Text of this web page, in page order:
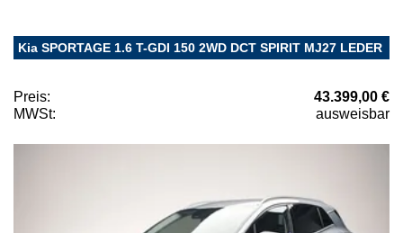
Kia SPORTAGE 1.6 T-GDI 150 2WD DCT SPIRIT MJ27 LEDER
Preis:
43.399,00 €
MWSt:
ausweisbar